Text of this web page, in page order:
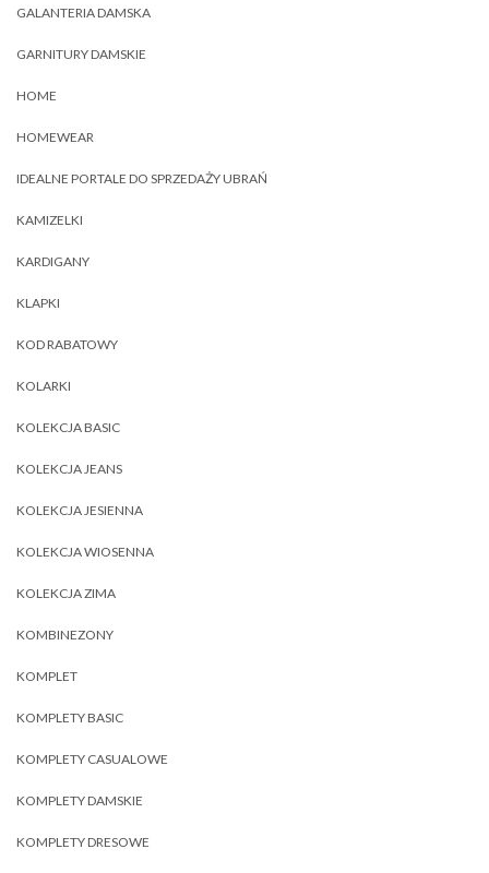
GALANTERIA DAMSKA
GARNITURY DAMSKIE
HOME
HOMEWEAR
IDEALNE PORTALE DO SPRZEDAŻY UBRAŃ
KAMIZELKI
KARDIGANY
KLAPKI
KOD RABATOWY
KOLARKI
KOLEKCJA BASIC
KOLEKCJA JEANS
KOLEKCJA JESIENNA
KOLEKCJA WIOSENNA
KOLEKCJA ZIMA
KOMBINEZONY
KOMPLET
KOMPLETY BASIC
KOMPLETY CASUALOWE
KOMPLETY DAMSKIE
KOMPLETY DRESOWE